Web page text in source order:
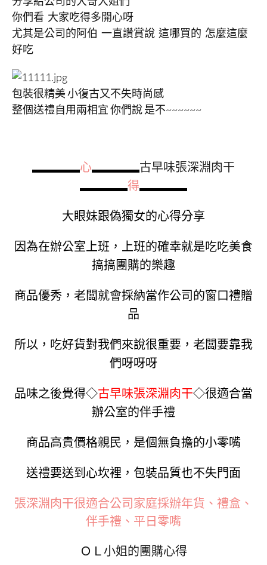
你們看 大家吃得多開心呀
尤其是公司的阿伯 一直讚賞說 這哪買的 怎麼這麼
好吃
包裝很精美 小復古又不失時尚感
整個送禮自用兩相宜 你們說 是不~~~~~~
▂▂▂▂心▂▂▂▂古早味張深淵肉干
▂▂▂▂得▂▂▂▂
大眼妹跟偽獨女的心得分享
因為在辦公室上班，上班的確幸就是吃吃美食
搞搞團購的樂趣
商品優秀，老闆就會採納當作公司的窗口禮贈
品
所以，吃好貨對我們來說很重要，老闆要靠我
們呀呀呀
品味之後覺得◇古早味張深淵肉干◇很適合當
辦公室的伴手禮
商品高貴價格親民，是個無負擔的小零嘴
送禮要送到心坎裡，包裝品質也不失門面
張深淵肉干很適合公司家庭採辦年貨、禮盒、
伴手禮、平日零嘴
ＯＬ小姐的團購心得